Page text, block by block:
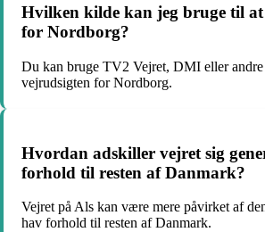
Hvilken kilde kan jeg bruge til at
for Nordborg?
Du kan bruge TV2 Vejret, DMI eller
vejrudsigten for Nordborg.
Hvordan adskiller vejret sig
forhold til resten af Danmark?
Vejret på Als kan være mere påvirket af
hav forhold til resten af Danmark.